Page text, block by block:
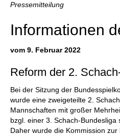
Pressemitteilung
Informationen
vom 9. Februar 2022
Reform der 2.
Bei der Sitzung der
wurde eine zweigeteilte 2.
Mannschaften mit großer
bzgl. einer 3. Schach-Bundesliga
Daher wurde die Kommission